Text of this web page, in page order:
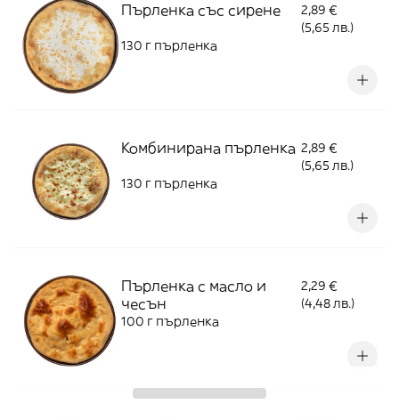
Пърленка със сирене
2,89 €
(5,65 лв.)
130 г пърленка
Комбинирана пърленка 2,89 €
(5,65 лв.)
130 г пърленка
Пърленка с масло и
чесън
2,29 €
(4,48 лв.)
100 г пърленка